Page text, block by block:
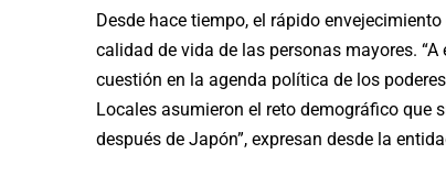
Desde hace tiempo, el rápido
calidad de vida de las personas mayores.
cuestión en la agenda política de los
Locales asumieron el reto demográfico que
después de Japón”, expresan desde la